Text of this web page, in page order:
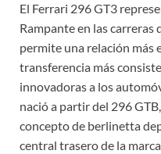
El Ferrari 296 GT3
Rampante en las carreras
permite una relación más
transferencia más
innovadoras a los
nació a partir del 296
concepto de berlinetta
central trasero de la